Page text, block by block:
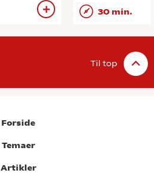
30 min.
Til top
Forside
Temaer
Artikler